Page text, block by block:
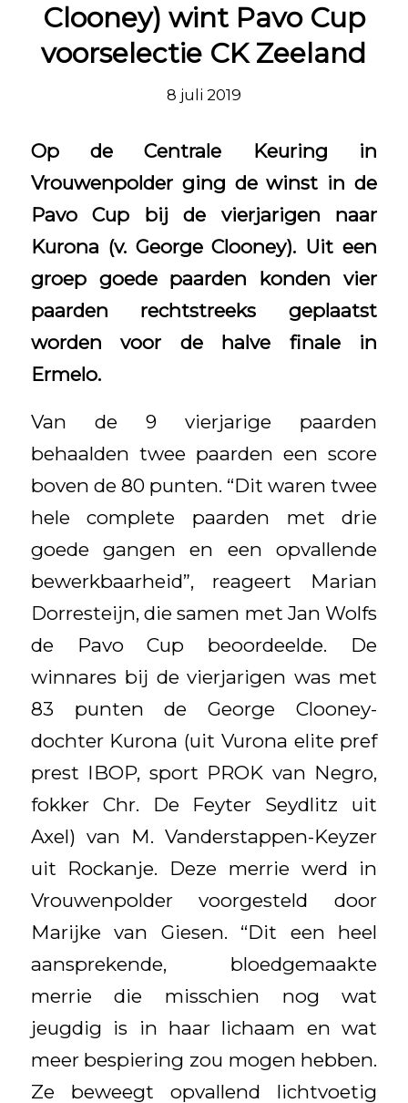
Clooney) wint Pavo Cup
voorselectie CK Zeeland
8 juli 2019
Op de Centrale Keuring in
Vrouwenpolder ging de winst in de
Pavo Cup bij de vierjarigen naar
Kurona (v. George Clooney). Uit een
groep goede paarden konden vier
paarden rechtstreeks geplaatst
worden voor de halve finale in
Ermelo.
Van de 9 vierjarige paarden
behaalden twee paarden een score
boven de 80 punten. “Dit waren twee
hele complete paarden met drie
goede gangen en een opvallende
bewerkbaarheid”, reageert Marian
Dorresteijn, die samen met Jan Wolfs
de Pavo Cup beoordeelde. De
winnares bij de vierjarigen was met
83 punten de George Clooney-
dochter Kurona (uit Vurona elite pref
prest IBOP, sport PROK van Negro,
fokker Chr. De Feyter Seydlitz uit
Axel) van M. Vanderstappen-Keyzer
uit Rockanje. Deze merrie werd in
Vrouwenpolder voorgesteld door
Marijke van Giesen. “Dit een heel
aansprekende, bloedgemaakte
merrie die misschien nog wat
jeugdig is in haar lichaam en wat
meer bespiering zou mogen hebben.
Ze beweegt opvallend lichtvoetig